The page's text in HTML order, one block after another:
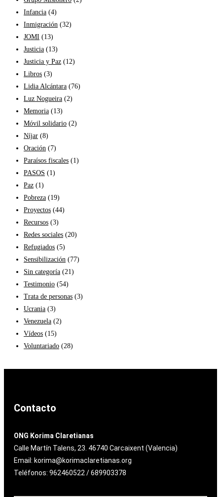
Infancia (4)
Inmigración (32)
JOMI (13)
Justicia (13)
Justicia y Paz (12)
Libros (3)
Lidia Alcántara (76)
Luz Nogueira (2)
Memoria (13)
Móvil solidario (2)
Níjar (8)
Oración (7)
Paraísos fiscales (1)
PASOS (1)
Paz (1)
Pobreza (19)
Proyectos (44)
Recursos (3)
Redes sociales (20)
Refugiados (5)
Sensibilización (77)
Sin categoría (21)
Testimonio (54)
Trata de personas (3)
Ucrania (3)
Venezuela (2)
Vídeos (15)
Voluntariado (28)
Contacto
ONG Korima Claretianas
Calle Martín Talens, 23. 46740 Carcaixent (Valencia)
Email: korima@korimaclaretianas.org
Teléfonos: 962460522 / 689903378